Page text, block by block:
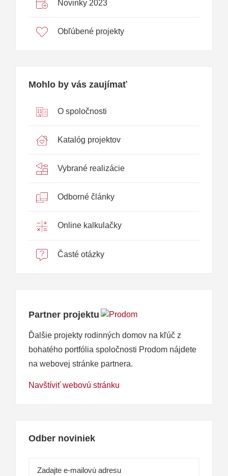
Novinky 2023
Obľúbené projekty
Mohlo by vás zaujímať
O spoločnosti
Katalóg projektov
Vybrané realizácie
Odborné články
Online kalkulačky
Časté otázky
Partner projektu
Ďalšie projekty rodinných domov na kľúč z
bohatého portfólia spoločnosti Prodom nájdete
na webovej stránke partnera.
Navštíviť webovú stránku
Odber noviniek